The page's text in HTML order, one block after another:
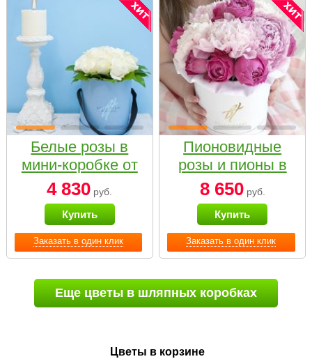
Заказать в один клик
Белые розы в
мини-коробке от
Bella Fiori
4 830 руб.
Купить
Заказать в один клик
Пионовидные
розы и пионы в
белой коробке
Small
8 650руб.
Купить
Еще цветы в шляпных коробках
Цветы в корзине